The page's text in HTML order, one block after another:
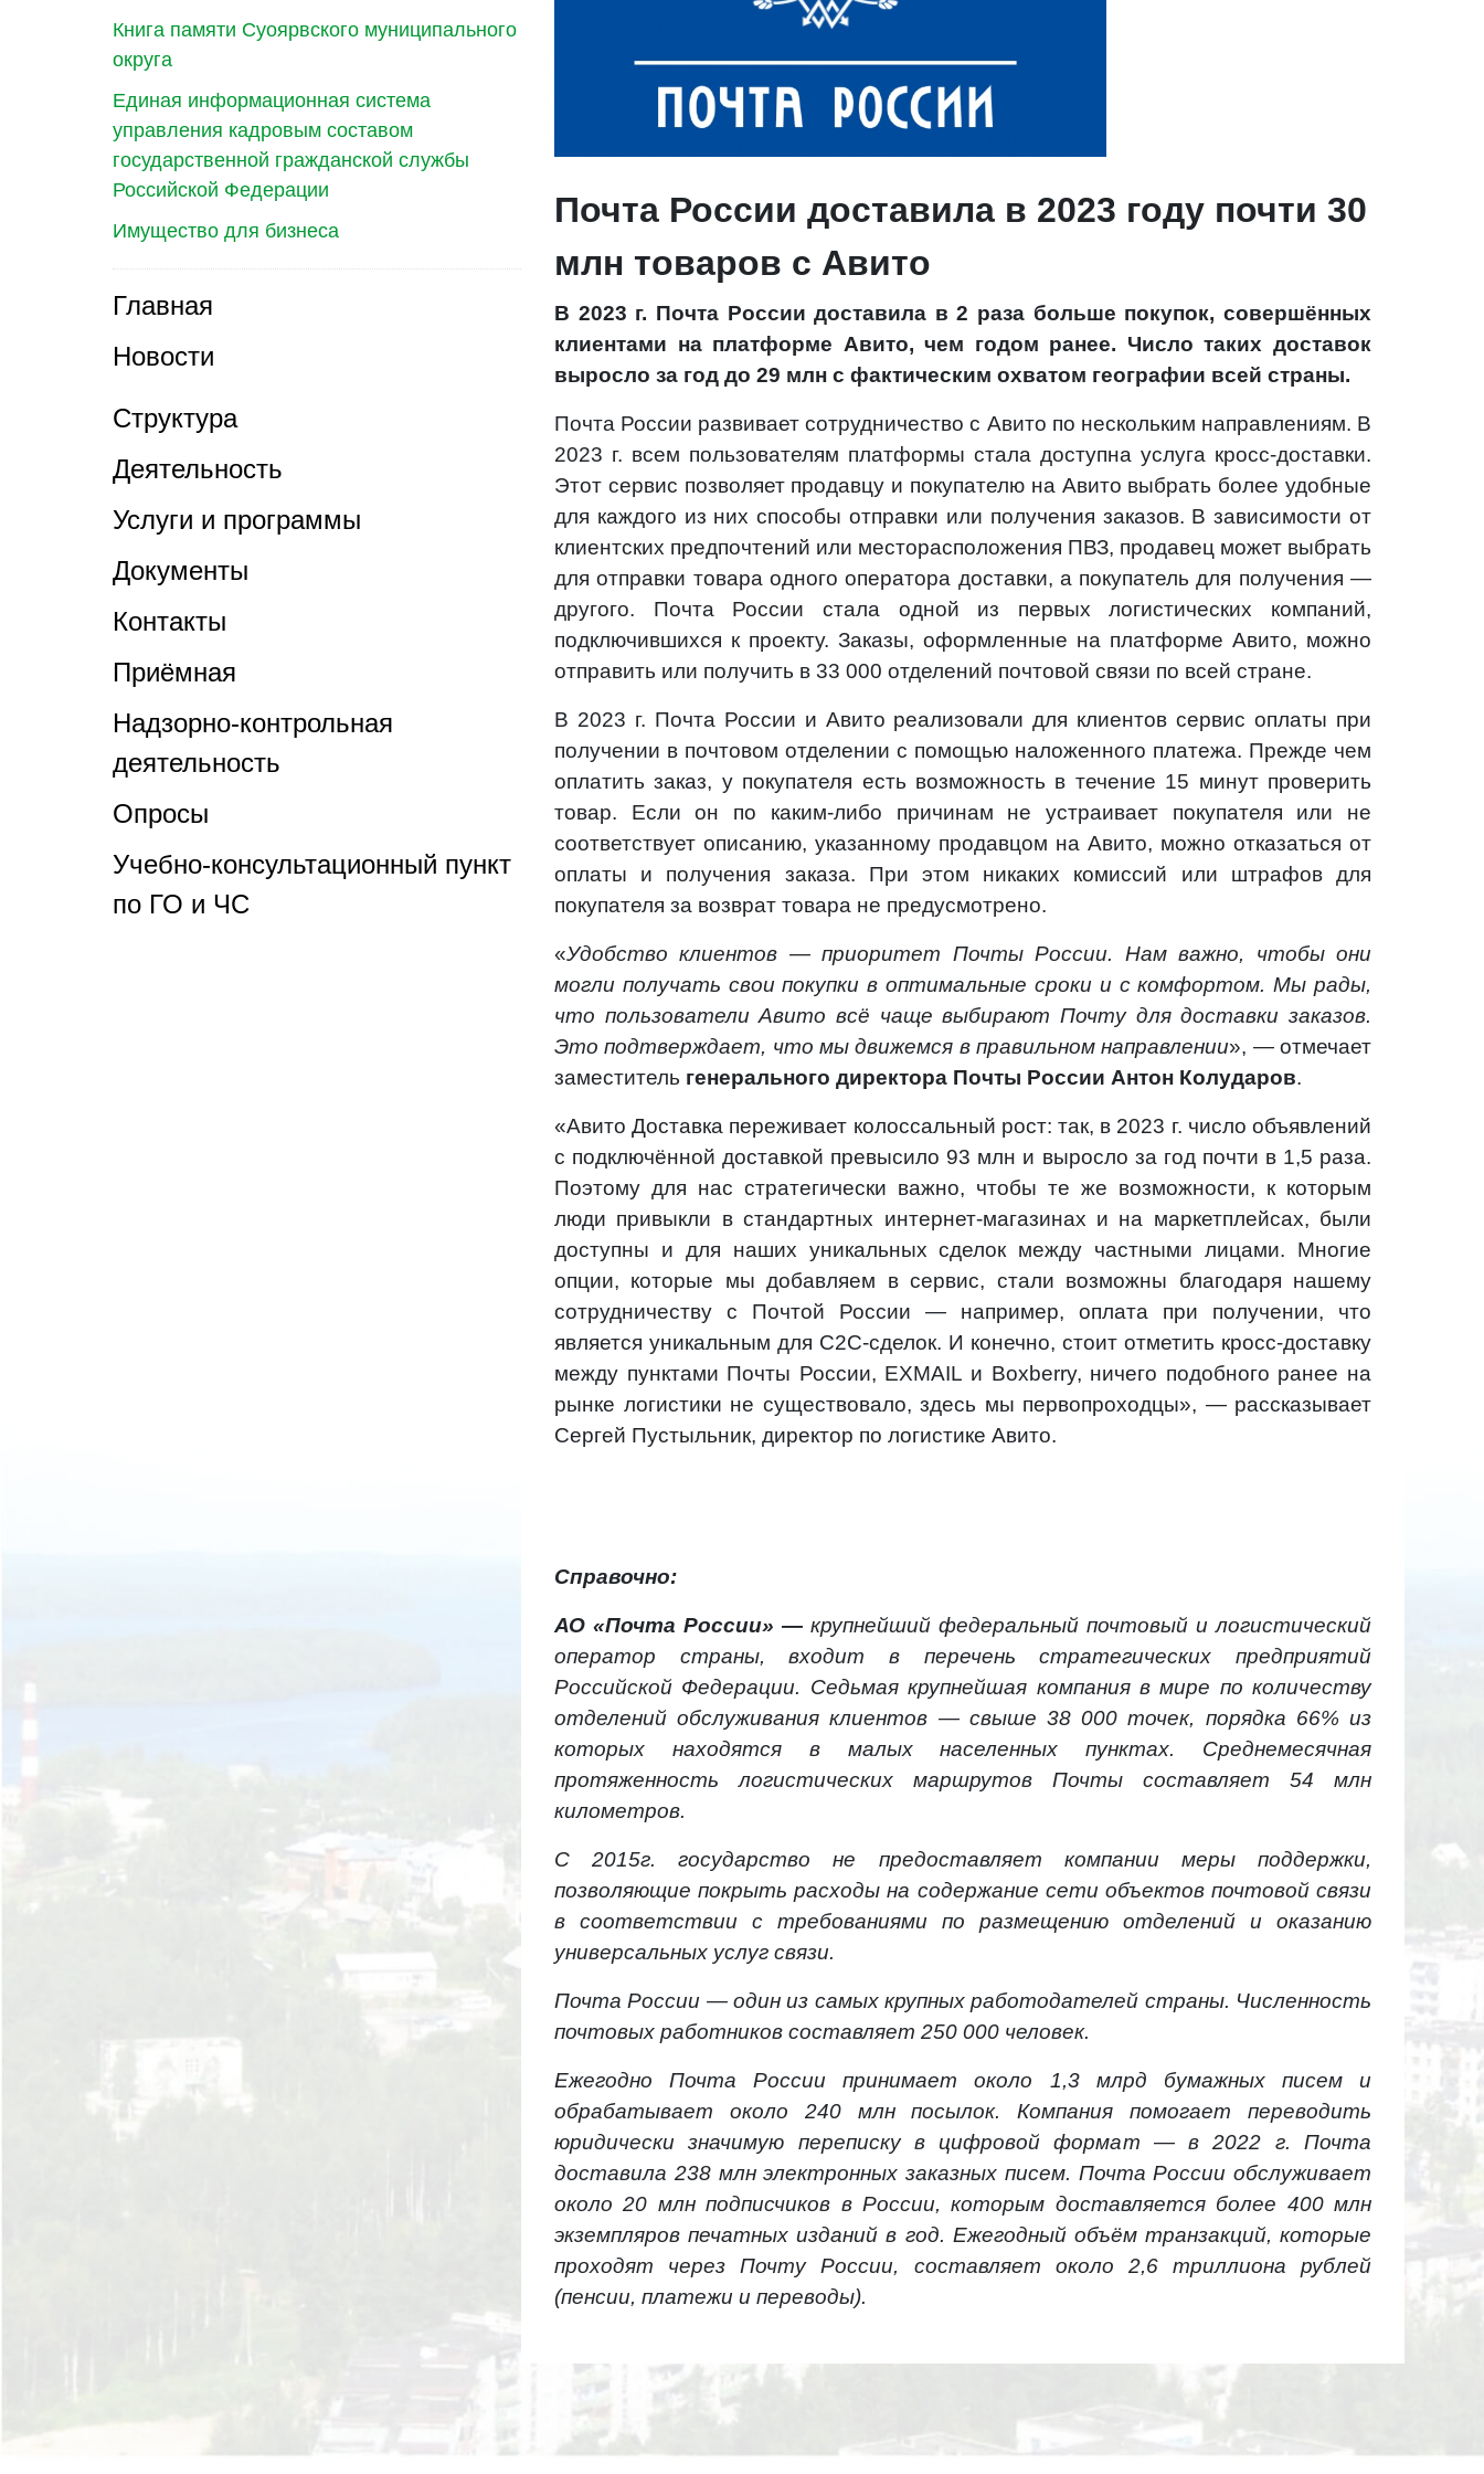
Книга памяти Суоярвского муниципального
округа
Единая информационная система
управления кадровым составом
государственной гражданской службы
Российской Федерации
Имущество для бизнеса
Главная
Новости
Структура
Деятельность
Услуги и программы
Документы
Контакты
Приёмная
Надзорно-контрольная
деятельность
Опросы
Учебно-консультационный пункт
по ГО и ЧС
Почта России доставила в 2023 году почти 30
млн товаров с Авито
В 2023 г. Почта России доставила в 2 раза больше покупок, совершённых
клиентами на платформе Авито, чем годом ранее. Число таких доставок
выросло за год до 29 млн с фактическим охватом географии всей страны.
Почта России развивает сотрудничество с Авито по нескольким направлениям. В
2023 г. всем пользователям платформы стала доступна услуга кросс-доставки.
Этот сервис позволяет продавцу и покупателю на Авито выбрать более удобные
для каждого из них способы отправки или получения заказов. В зависимости от
клиентских предпочтений или месторасположения ПВЗ, продавец может выбрать
для отправки товара одного оператора доставки, а покупатель для получения —
другого. Почта России стала одной из первых логистических компаний,
подключившихся к проекту. Заказы, оформленные на платформе Авито, можно
отправить или получить в 33 000 отделений почтовой связи по всей стране.
В 2023 г. Почта России и Авито реализовали для клиентов сервис оплаты при
получении в почтовом отделении с помощью наложенного платежа. Прежде чем
оплатить заказ, у покупателя есть возможность в течение 15 минут проверить
товар. Если он по каким-либо причинам не устраивает покупателя или не
соответствует описанию, указанному продавцом на Авито, можно отказаться от
оплаты и получения заказа. При этом никаких комиссий или штрафов для
покупателя за возврат товара не предусмотрено.
«Удобство клиентов — приоритет Почты России. Нам важно, чтобы они
могли получать свои покупки в оптимальные сроки и с комфортом. Мы рады,
что пользователи Авито всё чаще выбирают Почту для доставки заказов.
Это подтверждает, что мы движемся в правильном направлении», — отмечает
заместитель генерального директора Почты России Антон Колударов.
«Авито Доставка переживает колоссальный рост: так, в 2023 г. число объявлений
с подключённой доставкой превысило 93 млн и выросло за год почти в 1,5 раза.
Поэтому для нас стратегически важно, чтобы те же возможности, к которым
люди привыкли в стандартных интернет-магазинах и на маркетплейсах, были
доступны и для наших уникальных сделок между частными лицами. Многие
опции, которые мы добавляем в сервис, стали возможны благодаря нашему
сотрудничеству с Почтой России — например, оплата при получении, что
является уникальным для С2С-сделок. И конечно, стоит отметить кросс-доставку
между пунктами Почты России, EXMAIL и Boxberry, ничего подобного ранее на
рынке логистики не существовало, здесь мы первопроходцы», — рассказывает
Сергей Пустыльник, директор по логистике Авито.
Справочно:
АО «Почта России» — крупнейший федеральный почтовый и логистический
оператор страны, входит в перечень стратегических предприятий
Российской Федерации. Седьмая крупнейшая компания в мире по количеству
отделений обслуживания клиентов — свыше 38 000 точек, порядка 66% из
которых находятся в малых населенных пунктах. Среднемесячная
протяженность логистических маршрутов Почты составляет 54 млн
километров.
С 2015г. государство не предоставляет компании меры поддержки,
позволяющие покрыть расходы на содержание сети объектов почтовой связи
в соответствии с требованиями по размещению отделений и оказанию
универсальных услуг связи.
Почта России — один из самых крупных работодателей страны. Численность
почтовых работников составляет 250 000 человек.
Ежегодно Почта России принимает около 1,3 млрд бумажных писем и
обрабатывает около 240 млн посылок. Компания помогает переводить
юридически значимую переписку в цифровой формат — в 2022 г. Почта
доставила 238 млн электронных заказных писем. Почта России обслуживает
около 20 млн подписчиков в России, которым доставляется более 400 млн
экземпляров печатных изданий в год. Ежегодный объём транзакций, которые
проходят через Почту России, составляет около 2,6 триллиона рублей
(пенсии, платежи и переводы).